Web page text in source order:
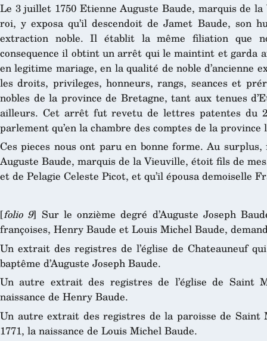
Le 3 juillet 1750 Etienne Auguste Baude, marquis de
roi, y exposa qu’il descendoit de Jamet Baude, son
extraction noble. Il établit la même filiation que
consequence il obtint un arrêt qui le maintint et garda
en legitime mariage, en la qualité de noble d’ancienne
les droits, privileges, honneurs, rangs, seances et
nobles de la province de Bretagne, tant aux tenues
ailleurs. Cet arrêt fut revetu de lettres patentes du
parlement qu’en la chambre des comptes de la
Ces pieces nous ont paru en bonne forme. Au
Auguste Baude, marquis de la Vieuville, étoit fils de
et de Pelagie Celeste Picot, et qu’il épousa demoiselle
[folio 9] Sur le onzième degré d’Auguste Joseph
françoises, Henry Baude et Louis Michel Baude,
Un extrait des registres de l’église de Chateauneuf
baptême d’Auguste Joseph Baude.
Un autre extrait des registres de l’église de Saint
naissance de Henry Baude.
Un autre extrait des registres de la paroisse de Saint
1771, la naissance de Louis Michel Baude.